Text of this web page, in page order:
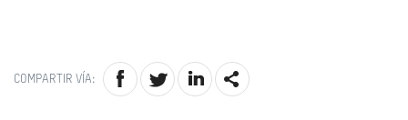
COMPARTIR VÍA: